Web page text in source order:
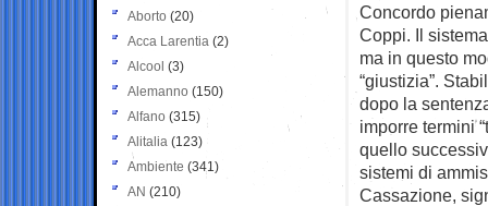
Concordo
Coppi. Il
ma in questo
“giustizia”.
dopo la
imporre termini
quello
sistemi di
Cassazione,
Aborto (20)
Acca Larentia (2)
Alcool (3)
Alemanno (150)
Alfano (315)
Alitalia (123)
Ambiente (341)
AN (210)